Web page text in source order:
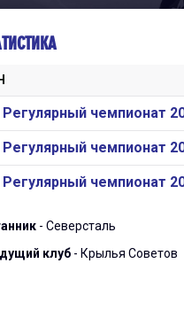
МХК
ХК Капитан
чемпионат
чемпионат
чемпионат
- Северсталь
клуб - Крылья Советов